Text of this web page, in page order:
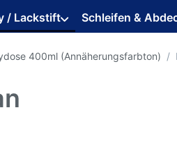
/ Lackstift Schleifen &
400ml (Annäherungsfarbton)